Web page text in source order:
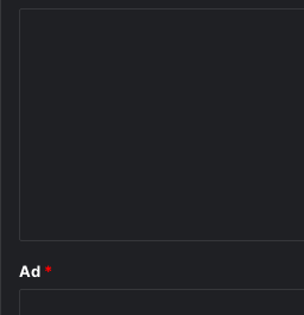
Ad *